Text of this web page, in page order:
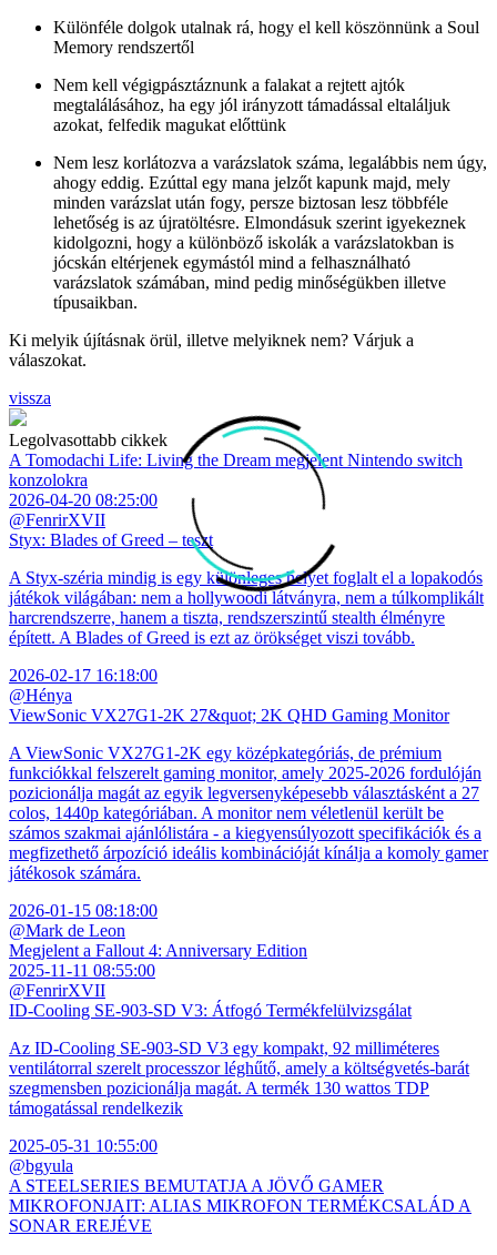
Különféle dolgok utalnak rá, hogy el kell köszönnünk a Soul
Memory rendszertől
Nem kell végigpásztáznunk a falakat a rejtett ajtók
megtalálásához, ha egy jól irányzott támadással eltaláljuk
azokat, felfedik magukat előttünk
Nem lesz korlátozva a varázslatok száma, legalábbis nem úgy,
ahogy eddig. Ezúttal egy mana jelzőt kapunk majd, mely
minden varázslat után fogy, persze biztosan lesz többféle
lehetőség is az újratöltésre. Elmondásuk szerint igyekeznek
kidolgozni, hogy a különböző iskolák a varázslatokban is
jócskán eltérjenek egymástól mind a felhasználható
varázslatok számában, mind pedig minőségükben illetve
típusaikban.
Ki melyik újításnak örül, illetve melyiknek nem? Várjuk a
válaszokat.
vissza
Legolvasottabb cikkek
A Tomodachi Life: Living the Dream megjelent Nintendo switch
konzolokra
2026-04-20 08:25:00
@FenrirXVII
Styx: Blades of Greed – teszt
A Styx-széria mindig is egy különleges helyet foglalt el a lopakodós
játékok világában: nem a hollywoodi látványra, nem a túlkomplikált
harcrendszerre, hanem a tiszta, rendszerszintű stealth élményre
épített. A Blades of Greed is ezt az örökséget viszi tovább.
2026-02-17 16:18:00
@Hénya
ViewSonic VX27G1-2K 27&quot; 2K QHD Gaming Monitor
A ViewSonic VX27G1-2K egy középkategóriás, de prémium
funkciókkal felszerelt gaming monitor, amely 2025-2026 fordulóján
pozicionálja magát az egyik legversenyképesebb választásként a 27
colos, 1440p kategóriában. A monitor nem véletlenül került be
számos szakmai ajánlólistára - a kiegyensúlyozott specifikációk és a
megfizethető árpozíció ideális kombinációját kínálja a komoly gamer
játékosok számára.
2026-01-15 08:18:00
@Mark de Leon
Megjelent a Fallout 4: Anniversary Edition
2025-11-11 08:55:00
@FenrirXVII
ID-Cooling SE-903-SD V3: Átfogó Termékfelülvizsgálat
Az ID-Cooling SE-903-SD V3 egy kompakt, 92 milliméteres
ventilátorral szerelt processzor léghűtő, amely a költségvetés-barát
szegmensben pozicionálja magát. A termék 130 wattos TDP
támogatással rendelkezik
2025-05-31 10:55:00
@bgyula
A STEELSERIES BEMUTATJA A JÖVŐ GAMER
MIKROFONJAIT: ALIAS MIKROFON TERMÉKCSALÁD A
SONAR EREJÉVE